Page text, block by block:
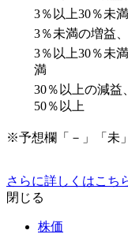
3％以上30％未
3％未満の増益
3％以上30％未
満
30％以上の減益
50％以上
※予想欄「－」「未
さらに詳しくはこち
閉じる
株価